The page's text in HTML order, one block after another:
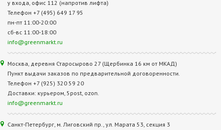
у входа, офис 112 (напротив лифта)
Телефон +7 (495) 649 17 95
пн-пт 11:00-20:00
сб-вс 11:00-18:00
info@greenmarkt.ru
Москва, деревня Старосырово 27 (Щербинка 16 км от МКАД)
Пункт выдачи заказов по предварительной договоренности.
Телефон +7 (925) 320 59 20
Доставки: курьером, 5post, ozon.
info@greenmarkt.ru
Санкт-Петербург, м. Лиговский пр., ул. Марата 53, секция 3